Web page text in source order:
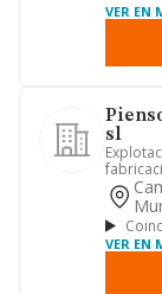
VER EN
sl
VER EN